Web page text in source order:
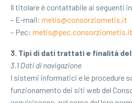
Il titolare è contattabile ai seguenti
– E-mail: metis@consorziometis.it
– Pec: metis@pec.consorziometis.it
3. Tipi di dati trattati e finalità
3.1 Dati di navigazione
I sistemi informatici e le procedure
funzionamento dei siti web del